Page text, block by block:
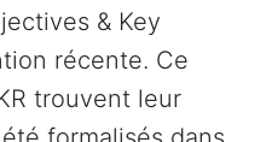
& Key
récente. Ce
trouvent leur